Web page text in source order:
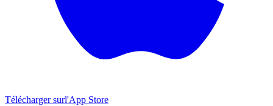
Télécharger surl'App Store